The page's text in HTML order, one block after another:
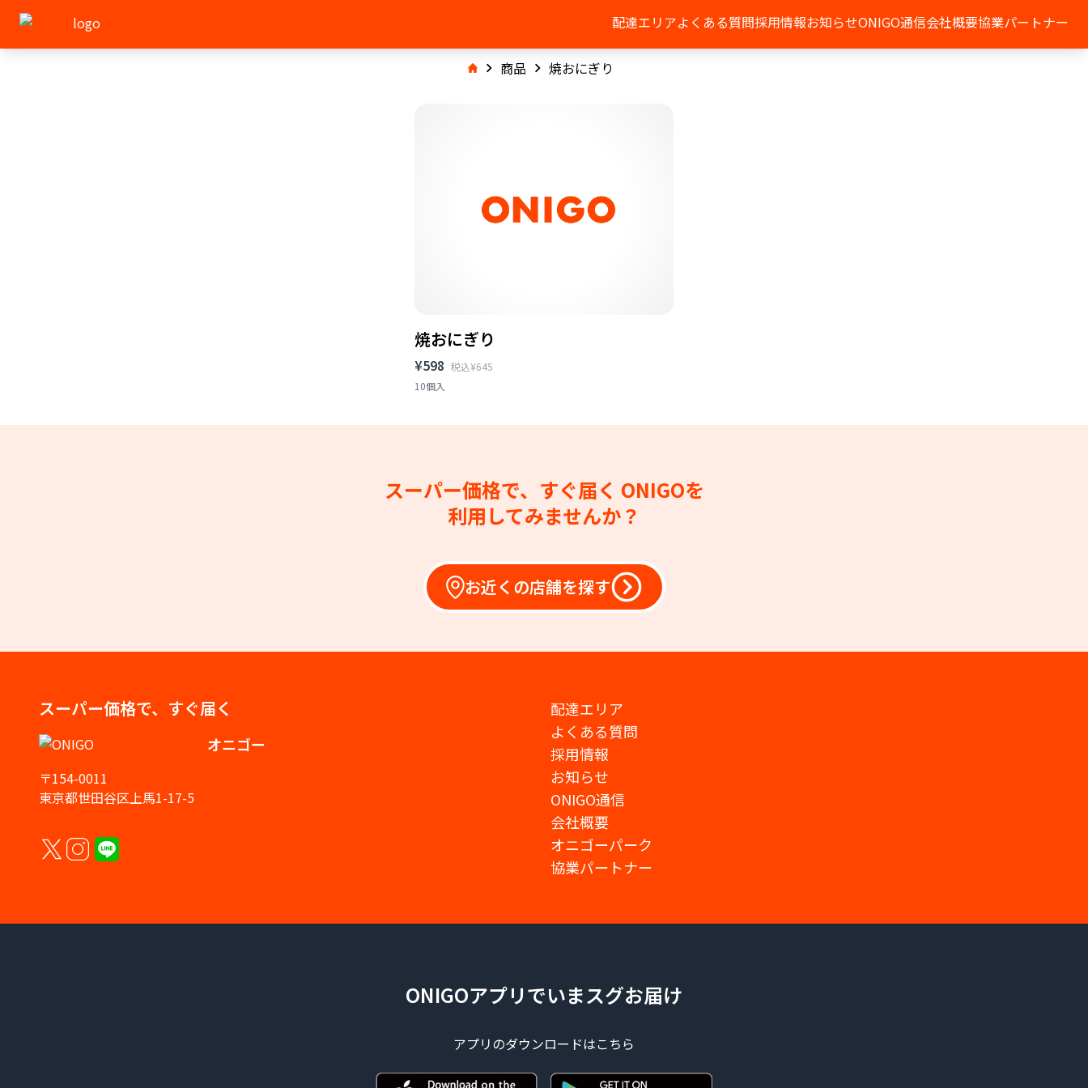
配達エリアよくある質問採用情報お知らせONIGO通信会社概要協業パートナー
商品 焼おにぎり
焼おにぎり
¥598 税込¥645
10個入
スーパー価格で、すぐ届く ONIGOを
利用してみませんか？
お近くの店舗を探す
スーパー価格で、すぐ届く
オニゴー
〒154-0011
東京都世田谷区上馬1-17-5
配達エリア
よくある質問
採用情報
お知らせ
ONIGO通信
会社概要
オニゴーパーク
協業パートナー
ONIGOアプリでいまスグお届け
アプリのダウンロードはこちら